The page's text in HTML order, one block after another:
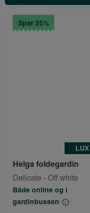
Spar 25%
LUX
Helga foldegardin
Delicate - Off white
Både online og i
gardinbussen